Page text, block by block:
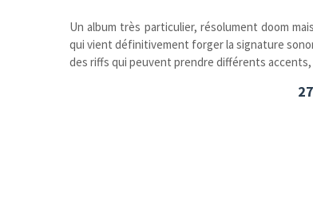
Un album très particulier, résolument doom
qui vient définitivement forger la signature
des riffs qui peuvent prendre différents